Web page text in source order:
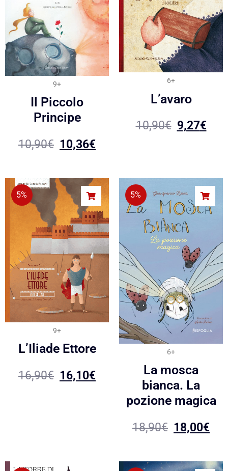
9+
Il Piccolo
Principe
10,90€ 10,36€
6+
L’avaro
10,90€ 9,27€
5%
9+
L’Iliade Ettore
16,90€ 16,10€
5%
6+
La mosca
bianca. La
pozione magica
18,90€ 18,00€